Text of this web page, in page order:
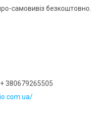
самовивіз безкоштовно.
380679265505